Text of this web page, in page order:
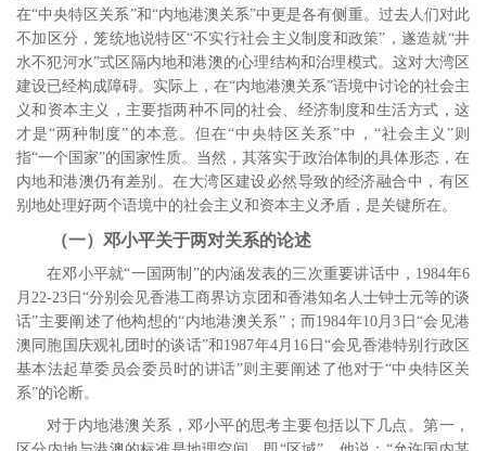
在“中央特区关系”和“内地港澳关系”中更是各有侧重。过去人们对此
不加区分，笼统地说特区“不实行社会主义制度和政策”，遂造就“井
水不犯河水”式区隔内地和港澳的心理结构和治理模式。这对大湾区
建设已经构成障碍。实际上，在“内地港澳关系”语境中讨论的社会主
义和资本主义，主要指两种不同的社会、经济制度和生活方式，这
才是“两种制度”的本意。但在“中央特区关系”中，“社会主义”则
指“一个国家”的国家性质。当然，其落实于政治体制的具体形态，在
内地和港澳仍有差别。在大湾区建设必然导致的经济融合中，有区
别地处理好两个语境中的社会主义和资本主义矛盾，是关键所在。
（一）邓小平关于两对关系的论述
在邓小平就“一国两制”的内涵发表的三次重要讲话中， 1984年6
月22-23 日“分别会见香港工商界访京团和香港知名人士钟士元等的谈
话”主要阐述了他构想的“内地港澳关系”；而 1984年10月3 日“会见港
澳同胞国庆观礼团时的谈话”和 1987年4月 16 日“会见香港特别行政区
基本法起草委员会委员时的讲话”则主要阐述了他对于“中央特区关
系”的论断。
对于内地港澳关系，邓小平的思考主要包括以下几点。第一，